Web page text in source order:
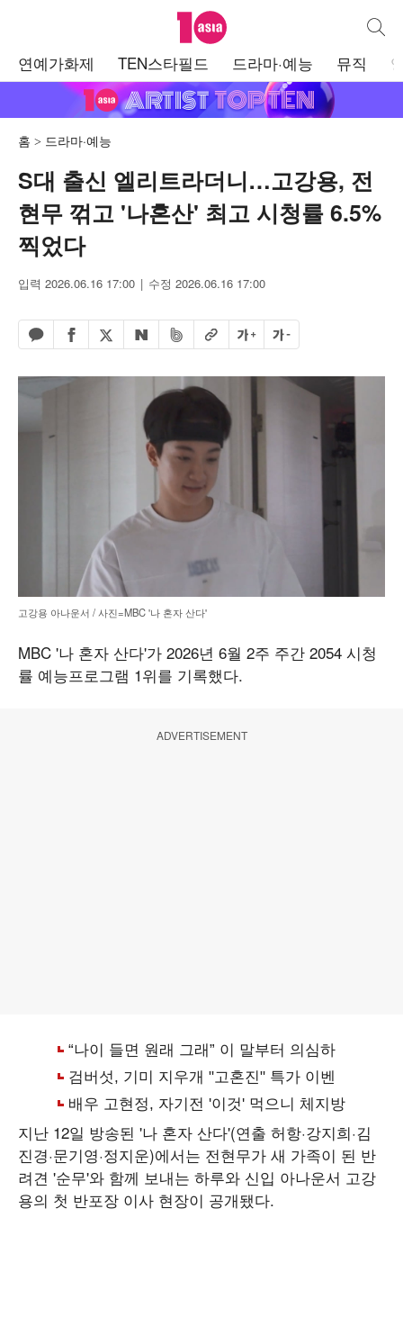
텐아시아 통합
연예가화제 TEN스타필드 드라마·예능 뮤직
홈 드라마·예능
S대 출신 엘리트라더니…고강용, 전
현무 꺾고 '나혼산' 최고 시청률 6.5%
찍었다
입력 2026.06.16 17:00 수정 2026.06.16 17:00
카카오톡 공유하기
페이스북 공유하기
엑스 공유하기
네이버 공유하기
밴드 공유하기
URL복사글자 크게글자 작게
고강용 아나운서 / 사진=MBC '나 혼자 산다'
MBC '나 혼자 산다'가 2026년 6월 2주 주간 2054 시청
률 예능프로그램 1위를 기록했다.
ADVERTISEMENT
지난 12일 방송된 '나 혼자 산다'(연출 허항·강지희·김
진경·문기영·정지운)에서는 전현무가 새 가족이 된 반
려견 '순무'와 함께 보내는 하루와 신입 아나운서 고강
용의 첫 반포장 이사 현장이 공개됐다.